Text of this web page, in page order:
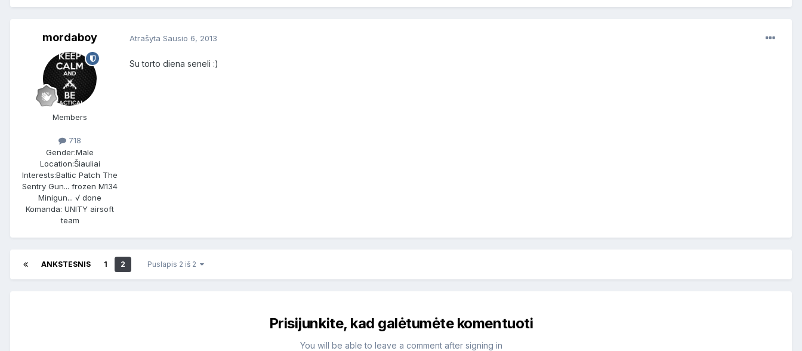
mordaboy
Members
718
Gender:Male
Location:Šiauliai
Interests:Baltic Patch The
Sentry Gun... frozen M134
Minigun... √ done
Komanda: UNITY airsoft
team
Atrašyta Sausio 6, 2013
Su torto diena seneli :)
ANKSTESNIS 1 2 Puslapis 2 iš 2
Prisijunkite, kad galėtumėte komentuoti
You will be able to leave a comment after signing in